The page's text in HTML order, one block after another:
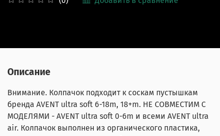
Описание
Внимание. Колпачок подходит к соскам пустышкам
брендa AVENT ultra soft 6-18m, 18+m. НЕ СОВМЕСТИМ С
МОДЕЛЯМИ - AVENT ultra soft 0-6m и всеми AVENT ultra
air. Колпачок выполнен из органического пластика,